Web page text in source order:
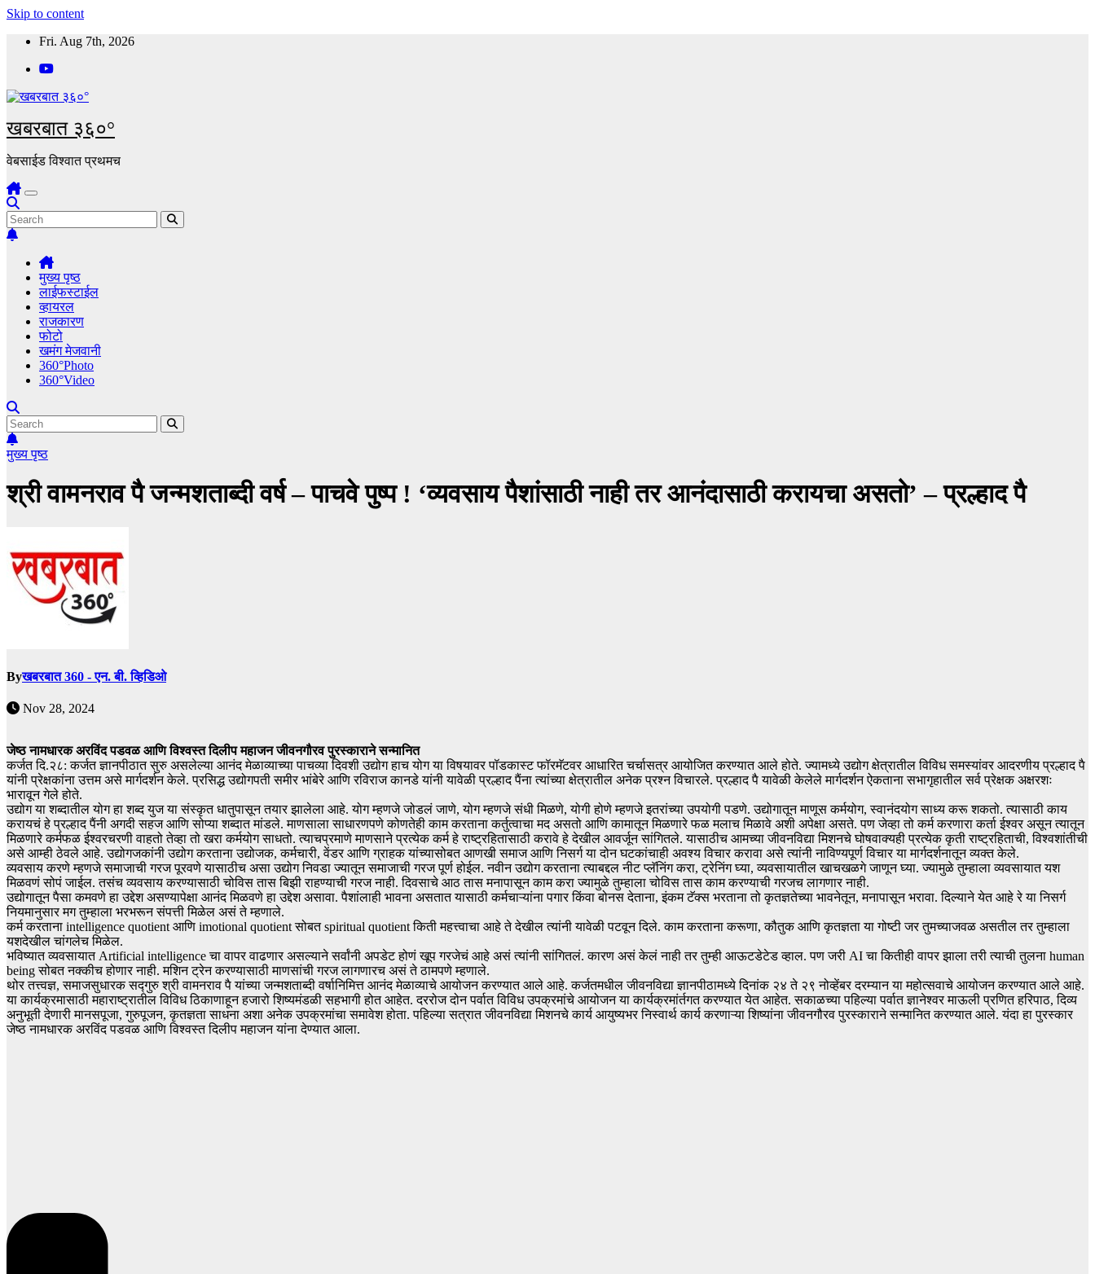
Skip to content
Fri. Aug 7th, 2026
खबरबात ३६०°
वेबसाईड विश्वात प्रथमच
मुख्य पृष्ठ
लाईफस्टाईल
व्हायरल
राजकारण
फोटो
खमंग मेजवानी
360°Photo
360°Video
मुख्य पृष्ठ
श्री वामनराव पै जन्मशताब्दी वर्ष – पाचवे पुष्प ! ‘व्यवसाय पैशांसाठी नाही तर आनंदासाठी करायचा असतो’ – प्रल्हाद पै
Byखबरबात 360 - एन. बी. व्हिडिओ
Nov 28, 2024
जेष्ठ नामधारक अरविंद पडवळ आणि विश्वस्त दिलीप महाजन जीवनगौरव पुरस्काराने सन्मानित
कर्जत दि.२८: कर्जत ज्ञानपीठात सुरु असलेल्या आनंद मेळाव्याच्या पाचव्या दिवशी उद्योग हाच योग या विषयावर पॉडकास्ट फॉरमॅटवर आधारित चर्चासत्र आयोजित करण्यात आले होते. ज्यामध्ये उद्योग क्षेत्रातील विविध समस्यांवर आदरणीय प्रल्हाद पै
यांनी प्रेक्षकांना उत्तम असे मार्गदर्शन केले. प्रसिद्ध उद्योगपती समीर भांबेरे आणि रविराज कानडे यांनी यावेळी प्रल्हाद पैंना त्यांच्या क्षेत्रातील अनेक प्रश्न विचारले. प्रल्हाद पै यावेळी केलेले मार्गदर्शन ऐकताना सभागृहातील सर्व प्रेक्षक अक्षरशः
भारावून गेले होते.
उद्योग या शब्दातील योग हा शब्द युज या संस्कृत धातुपासून तयार झालेला आहे. योग म्हणजे जोडलं जाणे, योग म्हणजे संधी मिळणे, योगी होणे म्हणजे इतरांच्या उपयोगी पडणे. उद्योगातून माणूस कर्मयोग, स्वानंदयोग साध्य करू शकतो. त्यासाठी काय
करायचं हे प्रल्हाद पैंनी अगदी सहज आणि सोप्या शब्दात मांडले. माणसाला साधारणपणे कोणतेही काम करताना कर्तुत्वाचा मद असतो आणि कामातून मिळणारे फळ मलाच मिळावे अशी अपेक्षा असते. पण जेव्हा तो कर्म करणारा कर्ता ईश्वर असून त्यातून
मिळणारे कर्मफळ ईश्वरचरणी वाहतो तेव्हा तो खरा कर्मयोग साधतो. त्याचप्रमाणे माणसाने प्रत्येक कर्म हे राष्ट्रहितासाठी करावे हे देखील आवर्जून सांगितले. यासाठीच आमच्या जीवनविद्या मिशनचे घोषवाक्यही प्रत्येक कृती राष्ट्रहिताची, विश्वशांतीची
असे आम्ही ठेवले आहे. उद्योगजकांनी उद्योग करताना उद्योजक, कर्मचारी, वेंडर आणि ग्राहक यांच्यासोबत आणखी समाज आणि निसर्ग या दोन घटकांचाही अवश्य विचार करावा असे त्यांनी नाविण्यपूर्ण विचार या मार्गदर्शनातून व्यक्त केले.
व्यवसाय करणे म्हणजे समाजाची गरज पूरवणे यासाठीच असा उद्योग निवडा ज्यातून समाजाची गरज पूर्ण होईल. नवीन उद्योग करताना त्याबद्दल नीट प्लॅनिंग करा, ट्रेनिंग घ्या, व्यवसायातील खाचखळगे जाणून घ्या. ज्यामुळे तुम्हाला व्यवसायात यश
मिळवणं सोपं जाईल. तसंच व्यवसाय करण्यासाठी चोविस तास बिझी राहण्याची गरज नाही. दिवसाचे आठ तास मनापासून काम करा ज्यामुळे तुम्हाला चोविस तास काम करण्याची गरजच लागणार नाही.
उद्योगातून पैसा कमवणे हा उद्देश असण्यापेक्षा आनंद मिळवणे हा उद्देश असावा. पैशांलाही भावना असतात यासाठी कर्मचाऱ्यांना पगार किंवा बोनस देताना, इंकम टॅक्स भरताना तो कृतज्ञतेच्या भावनेतून, मनापासून भरावा. दिल्याने येत आहे रे या निसर्ग
नियमानुसार मग तुम्हाला भरभरून संपत्ती मिळेल असं ते म्हणाले.
कर्म करताना intelligence quotient आणि imotional quotient सोबत spiritual quotient किती महत्त्वाचा आहे ते देखील त्यांनी यावेळी पटवून दिले. काम करताना करूणा, कौतुक आणि कृतज्ञता या गोष्टी जर तुमच्याजवळ असतील तर तुम्हाला
यशदेखील चांगलेच मिळेल.
भविष्यात व्यवसायात Artificial intelligence चा वापर वाढणार असल्याने सर्वांनी अपडेट होणं खूप गरजेचं आहे असं त्यांनी सांगितलं. कारण असं केलं नाही तर तुम्ही आऊटडेटेड व्हाल. पण जरी AI चा कितीही वापर झाला तरी त्याची तुलना human
being सोबत नक्कीच होणार नाही. मशिन ट्रेन करण्यासाठी माणसांची गरज लागणारच असं ते ठामपणे म्हणाले.
थोर तत्त्वज्ञ, समाजसुधारक सद्गुरु श्री वामनराव पै यांच्या जन्मशताब्दी वर्षानिमित्त आनंद मेळाव्याचे आयोजन करण्यात आले आहे. कर्जतमधील जीवनविद्या ज्ञानपीठामध्ये दिनांक २४ ते २९ नोव्हेंबर दरम्यान या महोत्सवाचे आयोजन करण्यात आले आहे.
या कार्यक्रमासाठी महाराष्ट्रातील विविध ठिकाणाहून हजारो शिष्यमंडळी सहभागी होत आहेत. दररोज दोन पर्वात विविध उपक्रमांचे आयोजन या कार्यक्रमांर्तगत करण्यात येत आहेत. सकाळच्या पहिल्या पर्वात ज्ञानेश्वर माऊली प्रणित हरिपाठ, दिव्य
अनुभूती देणारी मानसपूजा, गुरुपूजन, कृतज्ञता साधना अशा अनेक उपक्रमांचा समावेश होता. पहिल्या सत्रात जीवनविद्या मिशनचे कार्य आयुष्यभर निस्वार्थ कार्य करणाऱ्या शिष्यांना जीवनगौरव पुरस्काराने सन्मानित करण्यात आले. यंदा हा पुरस्कार
जेष्ठ नामधारक अरविंद पडवळ आणि विश्वस्त दिलीप महाजन यांना देण्यात आला.